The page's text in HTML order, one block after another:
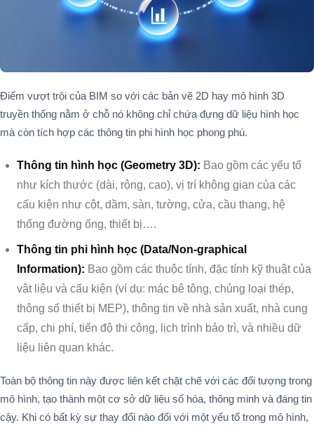
Điểm vượt trội của BIM so với các bản vẽ 2D hay mô hình 3D
truyền thống nằm ở chỗ nó không chỉ chứa đựng dữ liệu hình học
mà còn tích hợp các thông tin phi hình học phong phú.
Thông tin hình học (Geometry 3D): Bao gồm các yếu tố
như kích thước (dài, rộng, cao), vị trí không gian của các
cấu kiện như cột, dầm, sàn, tường, cửa, cầu thang, hệ
thống đường ống, thiết bị….
Thông tin phi hình học (Data/Non-graphical
Information): Bao gồm các thuộc tính, đặc tính kỹ thuật của
vật liệu và cấu kiện (ví dụ: mác bê tông, chủng loại thép,
thông số thiết bị MEP), thông tin về nhà sản xuất, nhà cung
cấp, chi phí, tiến độ thi công, lịch trình bảo trì, và nhiều dữ
liệu liên quan khác.
Toàn bộ thông tin này được liên kết chặt chẽ với các đối tượng trong
mô hình, tạo thành một cơ sở dữ liệu số hóa, thông minh và đáng tin
cậy. Khi có bất kỳ sự thay đổi nào đối với một yếu tố trong mô hình,